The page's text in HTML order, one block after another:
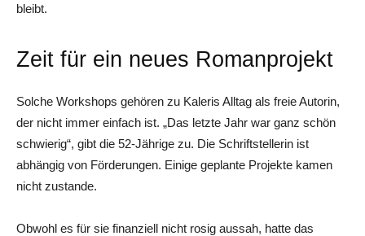
bleibt.
Zeit für ein neues Romanprojekt
Solche Workshops gehören zu Kaleris Alltag als freie Autorin,
der nicht immer einfach ist. „Das letzte Jahr war ganz schön
schwierig“, gibt die 52-Jährige zu. Die Schriftstellerin ist
abhängig von Förderungen. Einige geplante Projekte kamen
nicht zustande.
Obwohl es für sie finanziell nicht rosig aussah, hatte das